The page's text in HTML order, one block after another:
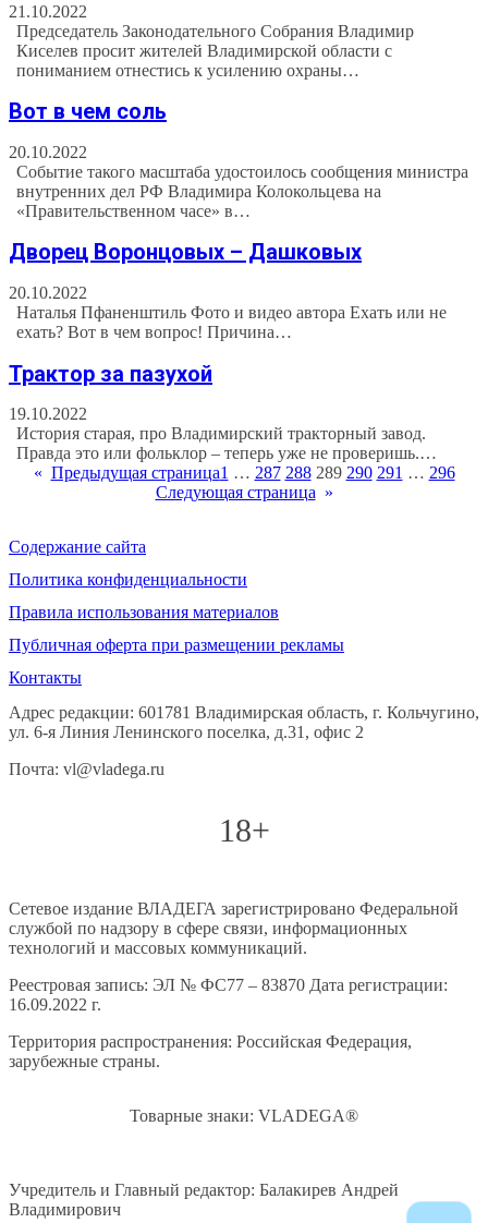
21.10.2022
Председатель Законодательного Собрания Владимир
Киселев просит жителей Владимирской области с
пониманием отнестись к усилению охраны…
Вот в чем соль
20.10.2022
Событие такого масштаба удостоилось сообщения министра
внутренних дел РФ Владимира Колокольцева на
«Правительственном часе» в…
Дворец Воронцовых – Дашковых
20.10.2022
Наталья Пфаненштиль Фото и видео автора Ехать или не
ехать? Вот в чем вопрос! Причина…
Трактор за пазухой
19.10.2022
История старая, про Владимирский тракторный завод.
Правда это или фольклор – теперь уже не проверишь.…
« Предыдущая страница1 … 287 288 289 290 291 … 296
Следующая страница »
Содержание сайта
Политика конфиденциальности
Правила использования материалов
Публичная оферта при размещении рекламы
Контакты
Адрес редакции: 601781 Владимирская область, г. Кольчугино,
ул. 6-я Линия Ленинского поселка, д.31, офис 2
Почта: vl@vladega.ru
18+
Сетевое издание ВЛАДЕГА зарегистрировано Федеральной
службой по надзору в сфере связи, информационных
технологий и массовых коммуникаций.
Реестровая запись: ЭЛ № ФС77 – 83870 Дата регистрации:
16.09.2022 г.
Территория распространения: Российская Федерация,
зарубежные страны.
Товарные знаки: VLADEGA®
Учредитель и Главный редактор: Балакирев Андрей
Владимирович